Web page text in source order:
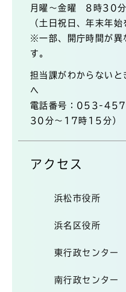
月曜～金曜 8時30
（土日祝日、年末年始
※一部、開庁時間が異
す。
担当課がわからないと
へ
電話番号：053-
30分～17時15分）
アクセス
浜松市役所
浜名区役所
東行政センター
南行政センター